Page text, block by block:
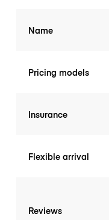
Name
Pricing models
Insurance
Flexible arrival
Reviews